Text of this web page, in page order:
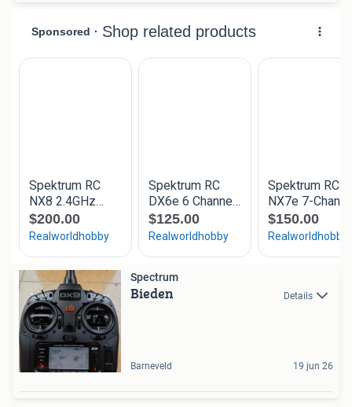
Spectrum
Bieden Details
Barneveld 19 jun 26